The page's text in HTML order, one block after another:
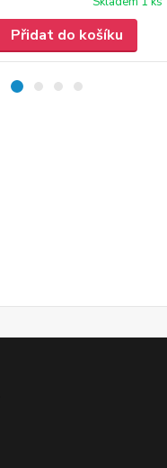
Přidat do košíku